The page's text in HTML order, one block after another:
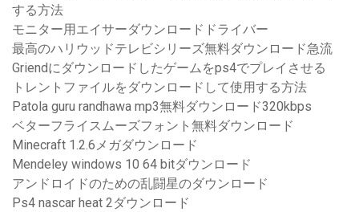
する方法
モニター用エイサーダウンロードドライバー
最高のハリウッドテレビシリーズ無料ダウンロード急流
Griendにダウンロードしたゲームをps4でプレイさせる
トレントファイルをダウンロードして使用する方法
Patola guru randhawa mp3無料ダウンロード320kbps
ベターフライスムーズフォント無料ダウンロード
Minecraft 1.2.6メガダウンロード
Mendeley windows 10 64 bitダウンロード
アンドロイドのための乱闘星のダウンロード
Ps4 nascar heat 2ダウンロード